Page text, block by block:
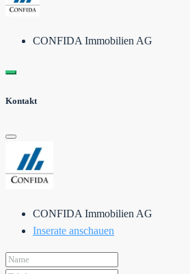
CONFIDA Immobilien AG
Kontakt
CONFIDA Immobilien AG
Inserate anschauen